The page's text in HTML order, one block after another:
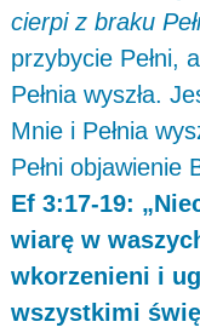
cierpi z braku
przybycie Pełni,
Pełnia wyszła.
Mnie i Pełnia
Pełni objawienie
Ef 3:17-19:
wiarę w
wkorzenieni i
wszystkimi